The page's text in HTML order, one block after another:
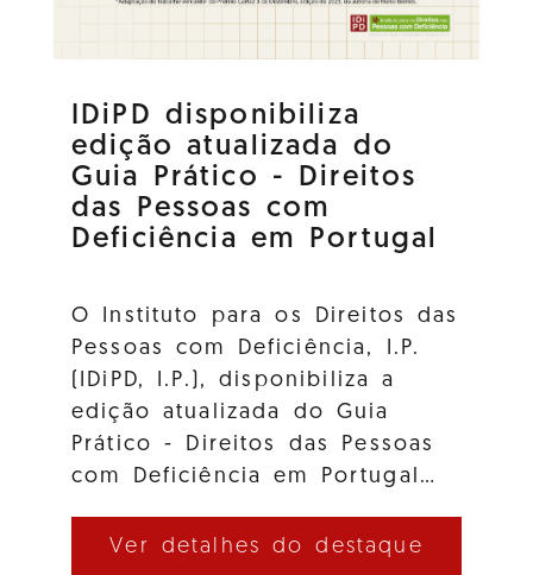
IDiPD disponibiliza
edição atualizada do
Guia Prático - Direitos
das Pessoas com
Deficiência em Portugal
O Instituto para os Direitos das
Pessoas com Deficiência, I.P.
(IDiPD, I.P.), disponibiliza a
edição atualizada do Guia
Prático - Direitos das Pessoas
com Deficiência em Portugal…
Ver detalhes do destaque